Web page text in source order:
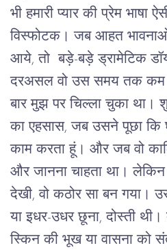
भी हमारी प्यार की प्रेम भाषा
विस्फोटक। जब आहत
आये, तो बड़े-बड़े ड्रामेटिक
दरअसल वो उस समय तक कम
बार मुझ पर चिल्ला चुका
का एहसास, जब उसने पूछा कि
काम करता हूं। और जब वो
और जानना चाहता था।
देखी, वो कठोर सा बन गया।
या इधर-उधर छूना, दोस्ती थी।
स्किन की भूख या वासना को